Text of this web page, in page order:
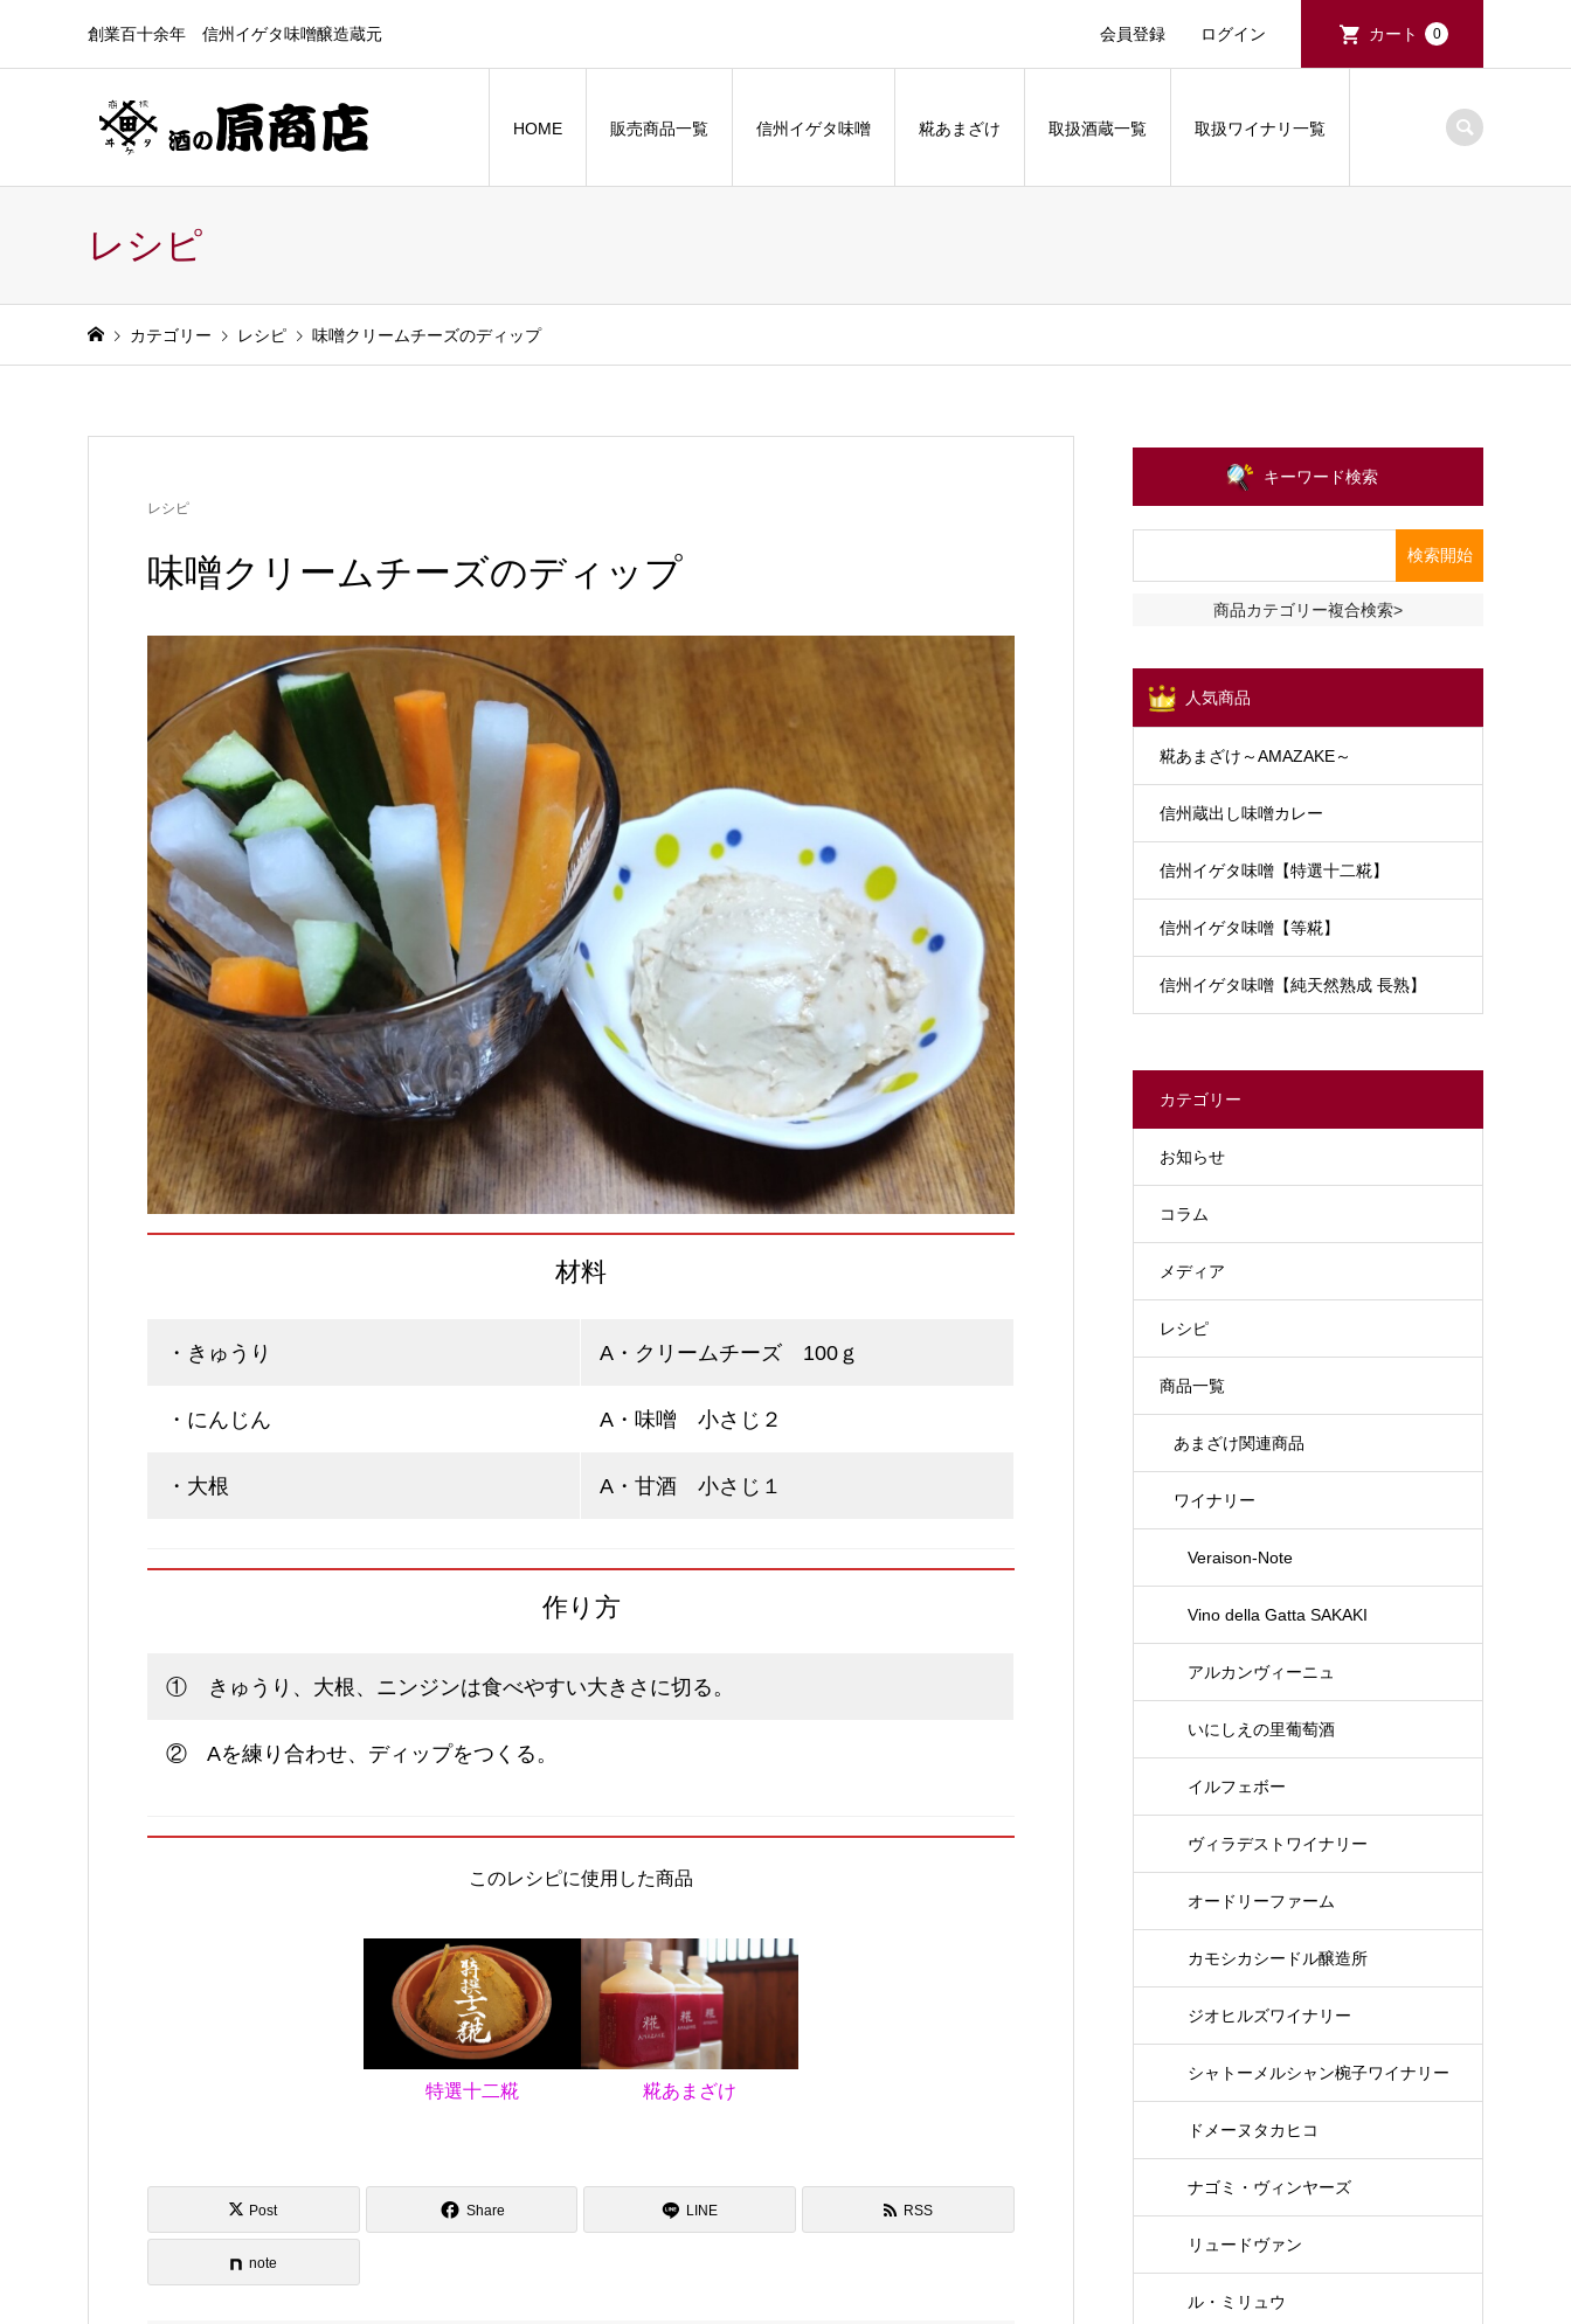
創業百十余年 信州イゲタ味噌醸造蔵元 会員登録 ログイン カート 0
HOME 販売商品一覧 信州イゲタ味噌 糀あまざけ 取扱酒蔵一覧 取扱ワイナリ一覧
レシピ
カテゴリー レシピ 味噌クリームチーズのディップ
レシピ
味噌クリームチーズのディップ
材料
・きゅうり
・にんじん
・大根
A・クリームチーズ 100ｇ
A・味噌 小さじ２
A・甘酒 小さじ１
作り方
① きゅうり、大根、ニンジンは食べやすい大きさに切る。
② Aを練り合わせ、ディップをつくる。
このレシピに使用した商品
特選十二糀 糀あまざけ
Post Share LINE RSS
note
キーワード検索
商品カテゴリー複合検索>
人気商品
糀あまざけ～AMAZAKE～
信州蔵出し味噌カレー
信州イゲタ味噌【特選十二糀】
信州イゲタ味噌【等糀】
信州イゲタ味噌【純天然熟成 長熟】
カテゴリー
お知らせ
コラム
メディア
レシピ
商品一覧
あまざけ関連商品
ワイナリー
Veraison-Note
Vino della Gatta SAKAKI
アルカンヴィーニュ
いにしえの里葡萄酒
イルフェボー
ヴィラデストワイナリー
オードリーファーム
カモシカシードル醸造所
ジオヒルズワイナリー
シャトーメルシャン椀子ワイナリー
ドメーヌタカヒコ
ナゴミ・ヴィンヤーズ
リュードヴァン
ル・ミリュウ